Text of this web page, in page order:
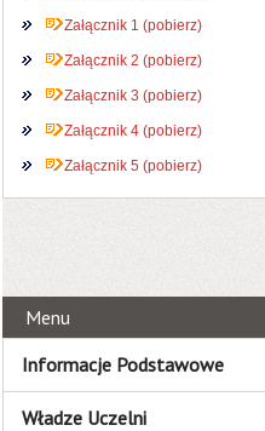
Załącznik 1 (pobierz)
Załącznik 2 (pobierz)
Załącznik 3 (pobierz)
Załącznik 4 (pobierz)
Załącznik 5 (pobierz)
Menu
Informacje Podstawowe
Władze Uczelni